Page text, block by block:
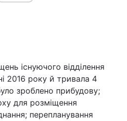
існуючого відділення
2016 року й тривала 4
зроблено прибудову;
для розміщення
перепланування